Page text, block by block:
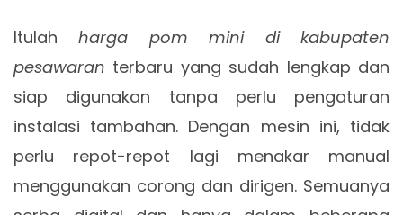
Itulahharga pom mini di kabupaten
pesawaran terbaru yang sudah lengkap dan
siap digunakan tanpa perlu pengaturan
instalasi tambahan. Dengan mesin ini, tidak
perlu repot-repot lagi menakar manual
menggunakan corong dan dirigen. Semuanya